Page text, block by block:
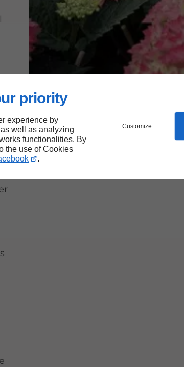
priority
experience by
well as analyzing
functionalities. By
the use of Cookies
.
Customize